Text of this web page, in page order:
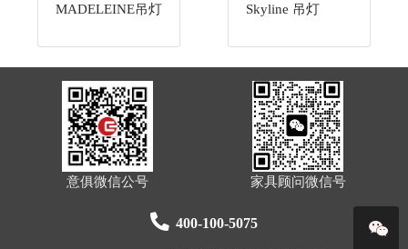
MADELEINE吊灯 Skyline 吊灯
意俱微信公号 家具顾问微信号
400-100-5075